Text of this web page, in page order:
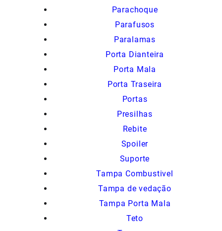
Parachoque
Parafusos
Paralamas
Porta Dianteira
Porta Mala
Porta Traseira
Portas
Presilhas
Rebite
Spoiler
Suporte
Tampa Combustivel
Tampa de vedação
Tampa Porta Mala
Teto